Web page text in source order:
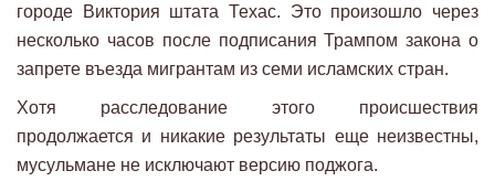
городе Виктория штата Техас. Это произошло через
несколько часов после подписания Трампом закона о
запрете въезда мигрантам из семи исламских стран.
Хотя расследование этого происшествия
продолжается и никакие результаты еще неизвестны,
мусульмане не исключают версию поджога.